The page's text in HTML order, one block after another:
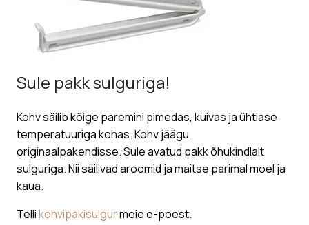
Sule pakk sulguriga!
Kohv säilib kõige paremini pimedas, kuivas ja ühtlase
temperatuuriga kohas. Kohv jäägu
originaalpakendisse. Sule avatud pakk õhukindlalt
sulguriga. Nii säilivad aroomid ja maitse parimal moel ja
kaua.
Tellikohvipakisulgurmeie e-poest.